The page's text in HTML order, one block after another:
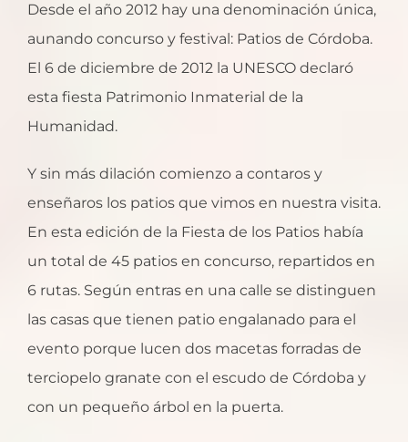
Desde el año 2012 hay una denominación única,
aunando concurso y festival: Patios de Córdoba.
El 6 de diciembre de 2012 la UNESCO declaró
esta fiesta Patrimonio Inmaterial de la
Humanidad.
Y sin más dilación comienzo a contaros y
enseñaros los patios que vimos en nuestra visita.
En esta edición de la Fiesta de los Patios había
un total de 45 patios en concurso, repartidos en
6 rutas. Según entras en una calle se distinguen
las casas que tienen patio engalanado para el
evento porque lucen dos macetas forradas de
terciopelo granate con el escudo de Córdoba y
con un pequeño árbol en la puerta.